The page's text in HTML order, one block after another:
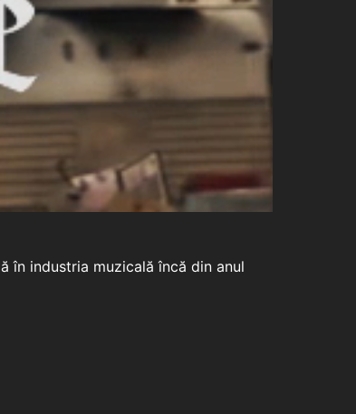
în industria muzicală încă din anul